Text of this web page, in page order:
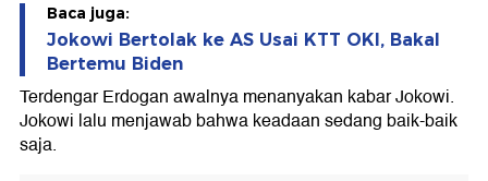
Baca juga:
Jokowi Bertolak ke AS Usai KTT OKI, Bakal
Bertemu Biden
Terdengar Erdogan awalnya menanyakan kabar Jokowi.
Jokowi lalu menjawab bahwa keadaan sedang baik-baik
saja.